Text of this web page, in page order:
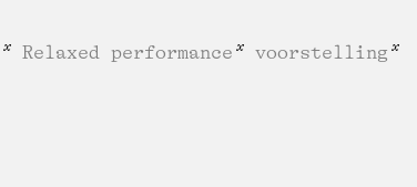
Relaxed performance
voorstelling